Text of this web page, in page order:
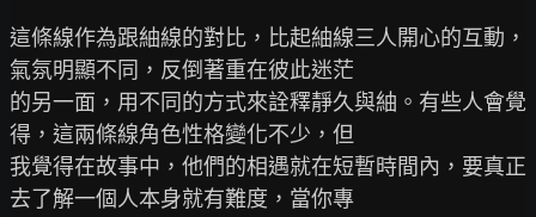
這條線作為跟紬線的對比，比起紬線三人開心的互動，
氣氛明顯不同，反倒著重在彼此迷茫
的另一面，用不同的方式來詮釋靜久與紬。有些人會覺
得，這兩條線角色性格變化不少，但
我覺得在故事中，他們的相遇就在短暫時間內，要真正
去了解一個人本身就有難度，當你專